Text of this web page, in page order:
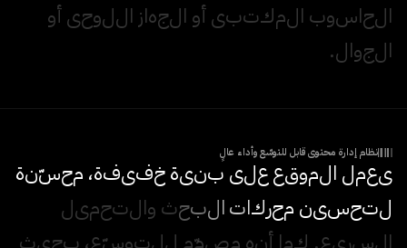
الحاسوب المكتبيأو الجهاز اللوحيأو
الجوال.
نظام إدارة محتوى قابل للتوسّع وأداء عالٍ
يعمل الموقععلى بنيةخفيفة، محسنة
لتحسين محركاتالبحث والتحميل